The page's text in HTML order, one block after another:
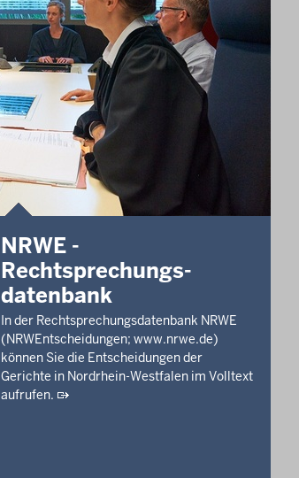
NRWE -
Rechtsprechungs­
datenbank
In der Rechtsprechungsdatenbank NRWE
(NRWEntscheidungen; www.nrwe.de)
können Sie die Entscheidungen der
Gerichte in Nordrhein-Westfalen im Volltext
aufrufen.